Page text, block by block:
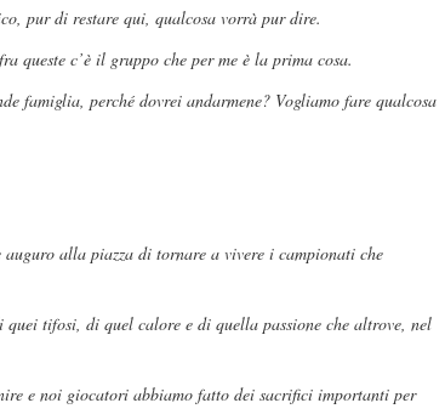
pur di restare qui, qualcosa vorrà pur dire.
queste c’è il gruppo che per me è la prima cosa.
famiglia, perché dovrei andarmene? Vogliamo fare qualcosa
auguro alla piazza di tornare a vivere i campionati che
tifosi, di quel calore e di quella passione che altrove, nel
e noi giocatori abbiamo fatto dei sacrifici importanti per